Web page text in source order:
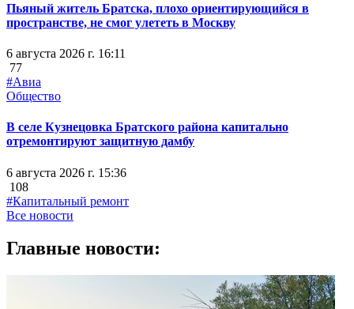
Пьяный житель Братска, плохо ориентирующийся в
пространстве, не смог улететь в Москву
6 августа 2026 г. 16:11
77
#Авиа
Общество
В селе Кузнецовка Братского района капитально
отремонтируют защитную дамбу
6 августа 2026 г. 15:36
108
#Капитальный ремонт
Все новости
Главные новости: